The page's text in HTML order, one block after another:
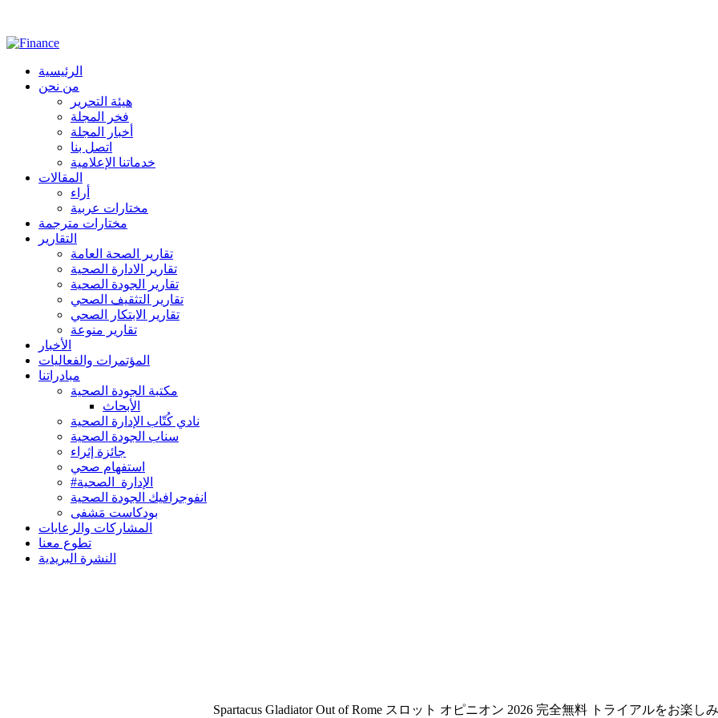
الرئيسية
من نحن
هيئة التحرير
فخر المجلة
أخبار المجلة
اتصل بنا
خدماتنا الإعلامية
المقالات
أراء
مختارات عربية
مختارات مترجمة
التقارير
تقارير الصحة العامة
تقارير الادارة الصحية
تقارير الجودة الصحية
تقارير التثقيف الصحي
تقارير الابتكار الصحي
تقارير منوعة
الأخبار
المؤتمرات والفعاليات
مبادراتنا
مكتبة الجودة الصحية
الأبحاث
نادي كُتّاب الإدارة الصحية
سناب الجودة الصحية
جائزة إثراء
استفهام صحي
#الإدارة_الصحية
انفوجرافيك الجودة الصحية
بودكاست مَشفى
المشاركات والرعايات
تطوع معنا
النشرة البريدية
Spartacus Gladiator Out of Rome スロット オピニオン 2026 完全無料 トライアルをお楽し